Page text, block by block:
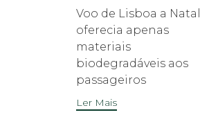
Voo de Lisboa a Natal
oferecia apenas
materiais
biodegradáveis aos
passageiros
Ler Mais